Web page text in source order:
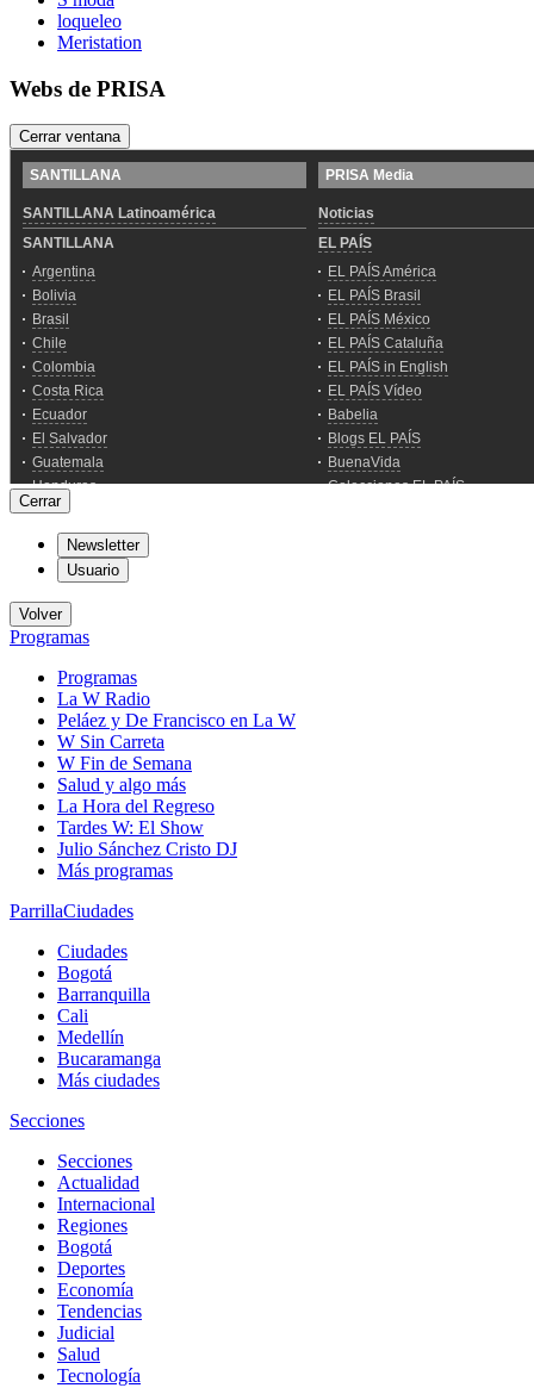
loqueleo
Meristation
Webs de PRISA
Cerrar ventana
Cerrar
Newsletter
Usuario
Volver
Programas
Programas
La W Radio
Peláez y De Francisco en La W
W Sin Carreta
W Fin de Semana
Salud y algo más
La Hora del Regreso
Tardes W: El Show
Julio Sánchez Cristo DJ
Más programas
ParrillaCiudades
Ciudades
Bogotá
Barranquilla
Cali
Medellín
Bucaramanga
Más ciudades
Secciones
Secciones
Actualidad
Internacional
Regiones
Bogotá
Deportes
Economía
Tendencias
Judicial
Salud
Tecnología